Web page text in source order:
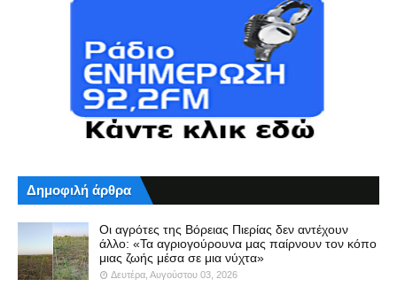
Δημοφιλή άρθρα
Οι αγρότες της Βόρειας Πιερίας δεν αντέχουν
άλλο: «Τα αγριογούρουνα μας παίρνουν τον κόπο
μιας ζωής μέσα σε μια νύχτα»
Δευτέρα, Αυγούστου 03, 2026